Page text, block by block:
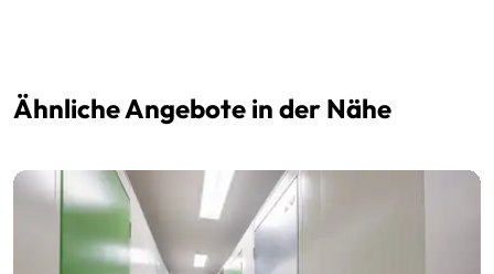
Ähnliche Angebote in der Nähe